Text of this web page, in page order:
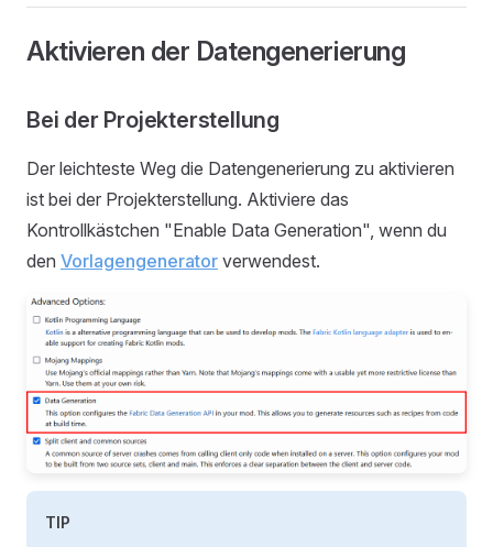
Aktivieren der Datengenerierung
Bei der Projekterstellung
Der leichteste Weg die Datengenerierung zu aktivieren
ist bei der Projekterstellung. Aktiviere das
Kontrollkästchen "Enable Data Generation", wenn du
den Vorlagengenerator verwendest.
TIP